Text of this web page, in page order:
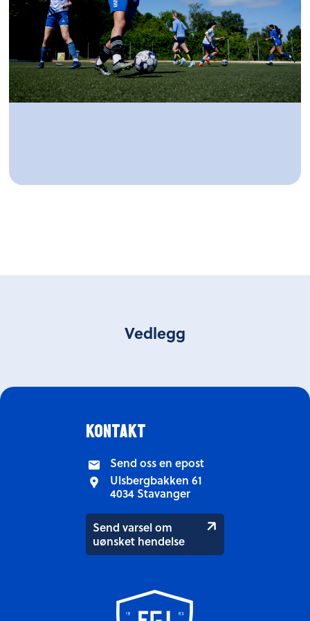
Vedlegg
kontakt
Send oss en epost
Ulsbergbakken 61
4034 Stavanger
Send varsel om
uønsket hendelse